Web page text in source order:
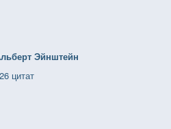
Эйнштейн
цитат